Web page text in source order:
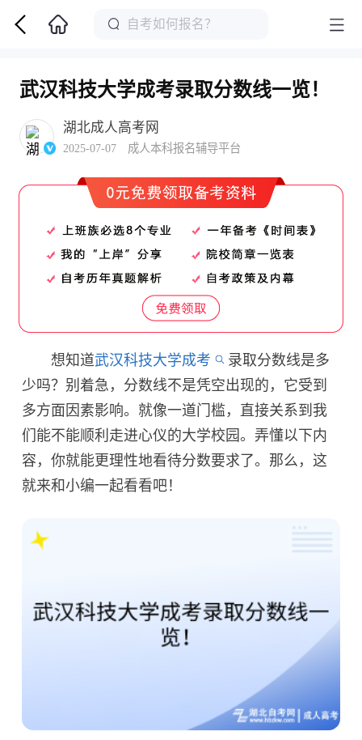
武汉科技大学成考录取分数线一览！
湖北成人高考网
2025-07-07 成人本科报名辅导平台
想知道武汉科技大学成考
录取分数线是多
少吗？别着急，分数线不是凭空出现的，它受到
多方面因素影响。就像一道门槛，直接关系到我
们能不能顺利走进心仪的大学校园。弄懂以下内
容，你就能更理性地看待分数要求了。那么，这
就来和小编一起看看吧！